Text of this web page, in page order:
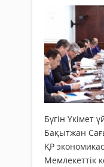
Бүгін Үкімет
Бақытжан
ҚР
Мемлекеттік